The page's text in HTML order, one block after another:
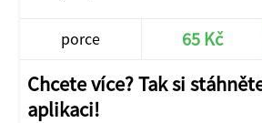
porce 65 Kč
Chcete více? Tak si
aplikaci!